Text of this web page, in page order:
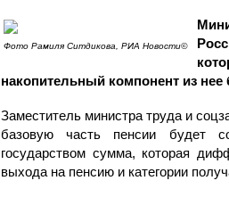
Фото Рамиля Ситдикова, РИА Новости©
накопительный компонент из
Заместитель министра труда и
базовую часть пенсии будет
государством сумма, которая
выхода на пенсию и категории